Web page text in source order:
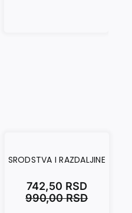
SRODSTVA I RAZDALJINE
990,00RSD
742,50 RSD